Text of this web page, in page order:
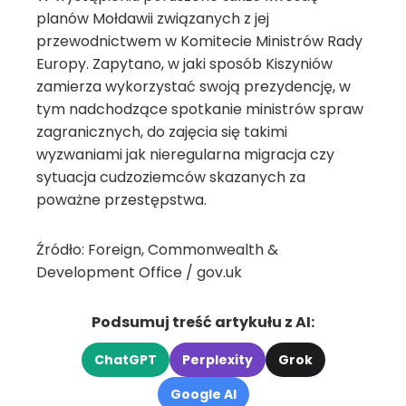
planów Mołdawii związanych z jej
przewodnictwem w Komitecie Ministrów Rady
Europy. Zapytano, w jaki sposób Kiszyniów
zamierza wykorzystać swoją prezydencję, w
tym nadchodzące spotkanie ministrów spraw
zagranicznych, do zajęcia się takimi
wyzwaniami jak nieregularna migracja czy
sytuacja cudzoziemców skazanych za
poważne przestępstwa.
Źródło: Foreign, Commonwealth &
Development Office / gov.uk
Podsumuj treść artykułu z AI:
ChatGPT Perplexity
Grok
Google AI